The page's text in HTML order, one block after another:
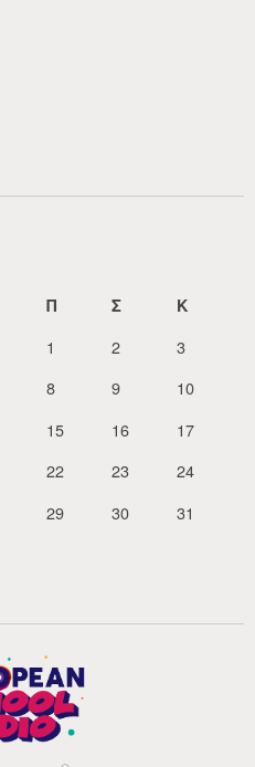
Π Σ Κ
1 2
3
8 9
10
15 16
17
22 23
24
29 30 31